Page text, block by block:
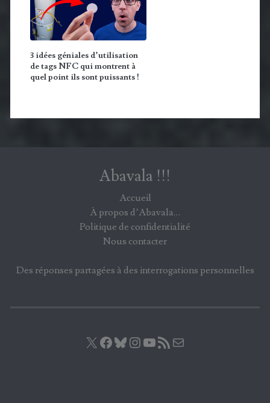
3 idées géniales d’utilisation
de tags NFC qui montrent à
quel point ils sont puissants !
Abavala !!!
Accueil
À propos d’Abavala…
Politique de confidentialité
Nous contacter
Des réponses partagées à des interrogations personnelles
X Facebook
Bluesky
Instagram
YouTube
Flux RSS